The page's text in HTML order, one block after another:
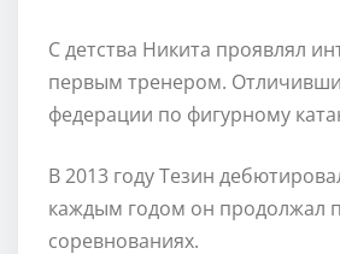
С детства Никита проявлял
первым тренером.
федерации по фигурному
В 2013 году Тезин
каждым годом он продолжал
соревнованиях.